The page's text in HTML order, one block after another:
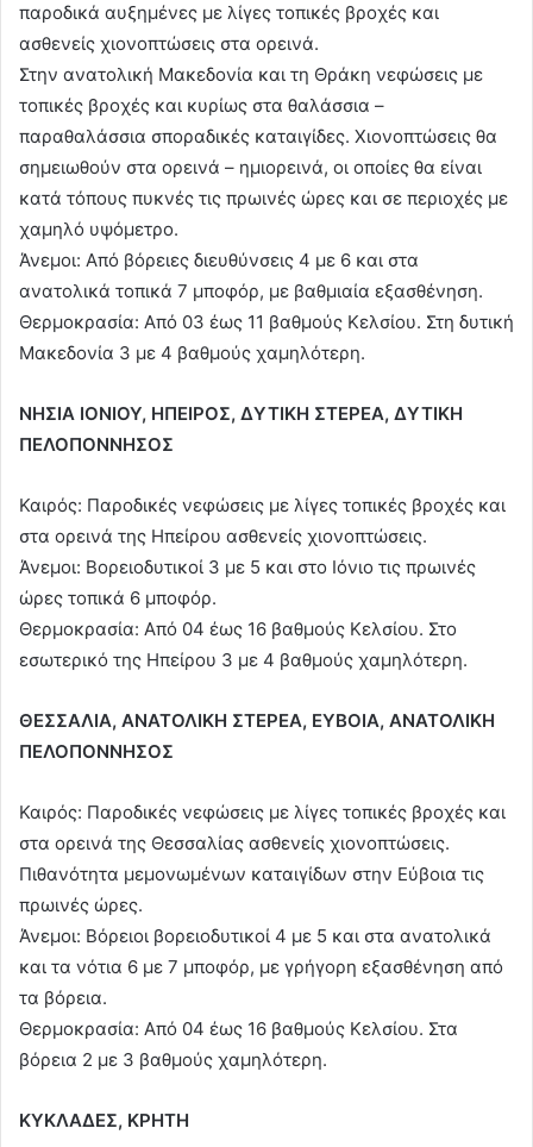
παροδικά αυξημένες με λίγες τοπικές βροχές και
ασθενείς χιονοπτώσεις στα ορεινά.
Στην ανατολική Μακεδονία και τη Θράκη νεφώσεις με
τοπικές βροχές και κυρίως στα θαλάσσια –
παραθαλάσσια σποραδικές καταιγίδες. Χιονοπτώσεις θα
σημειωθούν στα ορεινά – ημιορεινά, οι οποίες θα είναι
κατά τόπους πυκνές τις πρωινές ώρες και σε περιοχές με
χαμηλό υψόμετρο.
Άνεμοι: Από βόρειες διευθύνσεις 4 με 6 και στα
ανατολικά τοπικά 7 μποφόρ, με βαθμιαία εξασθένηση.
Θερμοκρασία: Από 03 έως 11 βαθμούς Κελσίου. Στη δυτική
Μακεδονία 3 με 4 βαθμούς χαμηλότερη.
ΝΗΣΙΑ ΙΟΝΙΟΥ, ΗΠΕΙΡΟΣ, ΔΥΤΙΚΗ ΣΤΕΡΕΑ, ΔΥΤΙΚΗ
ΠΕΛΟΠΟΝΝΗΣΟΣ
Καιρός: Παροδικές νεφώσεις με λίγες τοπικές βροχές και
στα ορεινά της Ηπείρου ασθενείς χιονοπτώσεις.
Άνεμοι: Βορειοδυτικοί 3 με 5 και στο Ιόνιο τις πρωινές
ώρες τοπικά 6 μποφόρ.
Θερμοκρασία: Από 04 έως 16 βαθμούς Κελσίου. Στο
εσωτερικό της Ηπείρου 3 με 4 βαθμούς χαμηλότερη.
ΘΕΣΣΑΛΙΑ, ΑΝΑΤΟΛΙΚΗ ΣΤΕΡΕΑ, ΕΥΒΟΙΑ, ΑΝΑΤΟΛΙΚΗ
ΠΕΛΟΠΟΝΝΗΣΟΣ
Καιρός: Παροδικές νεφώσεις με λίγες τοπικές βροχές και
στα ορεινά της Θεσσαλίας ασθενείς χιονοπτώσεις.
Πιθανότητα μεμονωμένων καταιγίδων στην Εύβοια τις
πρωινές ώρες.
Άνεμοι: Βόρειοι βορειοδυτικοί 4 με 5 και στα ανατολικά
και τα νότια 6 με 7 μποφόρ, με γρήγορη εξασθένηση από
τα βόρεια.
Θερμοκρασία: Από 04 έως 16 βαθμούς Κελσίου. Στα
βόρεια 2 με 3 βαθμούς χαμηλότερη.
ΚΥΚΛΑΔΕΣ, ΚΡΗΤΗ